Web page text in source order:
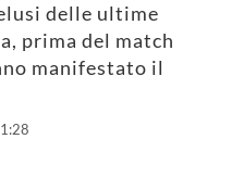
delle ultime
prima del match
manifestato il